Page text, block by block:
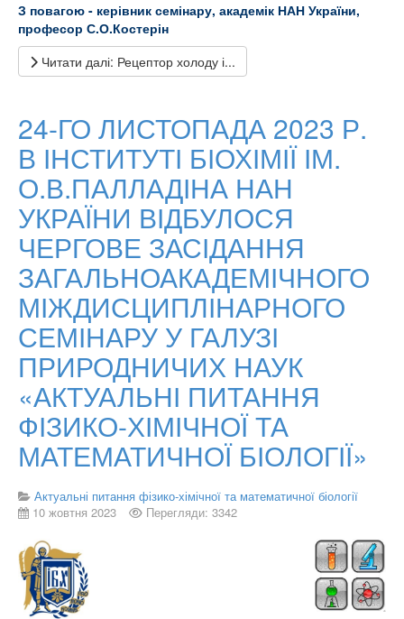
З повагою - керівник семінару, академік НАН України,
професор С.О.Костерін
Читати далі: Рецептор холоду і...
24-ГО ЛИСТОПАДА 2023 Р.
В ІНСТИТУТІ БІОХІМІЇ ІМ.
О.В.ПАЛЛАДІНА НАН
УКРАЇНИ ВІДБУЛОСЯ
ЧЕРГОВЕ ЗАСІДАННЯ
ЗАГАЛЬНОАКАДЕМІЧНОГО
МІЖДИСЦИПЛІНАРНОГО
СЕМІНАРУ У ГАЛУЗІ
ПРИРОДНИЧИХ НАУК
«АКТУАЛЬНІ ПИТАННЯ
ФІЗИКО-ХІМІЧНОЇ ТА
МАТЕМАТИЧНОЇ БІОЛОГІЇ»
Актуальні питання фізико-хімічної та математичної біології
10 жовтня 2023
Перегляди: 3342